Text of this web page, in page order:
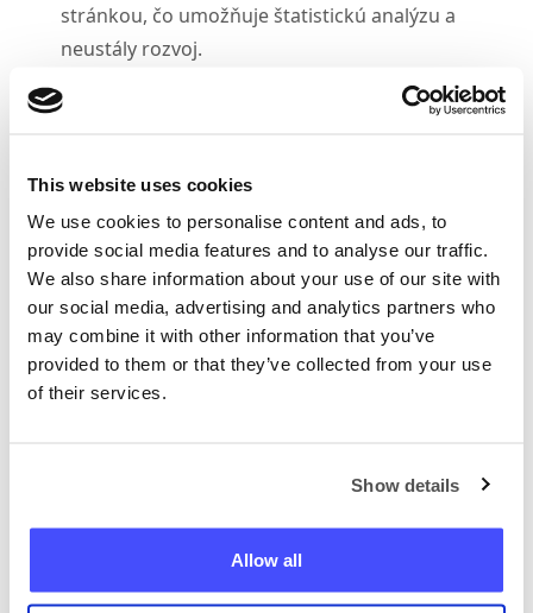
This website uses cookies
We use cookies to personalise content and ads, to
provide social media features and to analyse our traffic.
We also share information about your use of our site with
our social media, advertising and analytics partners who
may combine it with other information that you’ve
provided to them or that they’ve collected from your use
of their services.
Show details
Allow all
stránkou, čo umožňuje štatistickú analýzu a
neustály rozvoj.
Súbory cookie môžete kedykoľvek čiastočne
webového prehliadača. Ak sú súbory cookie
zakázané, niektoré časti tejto webovej lokality
môžu byť nedostupné.
Nájsť telefón